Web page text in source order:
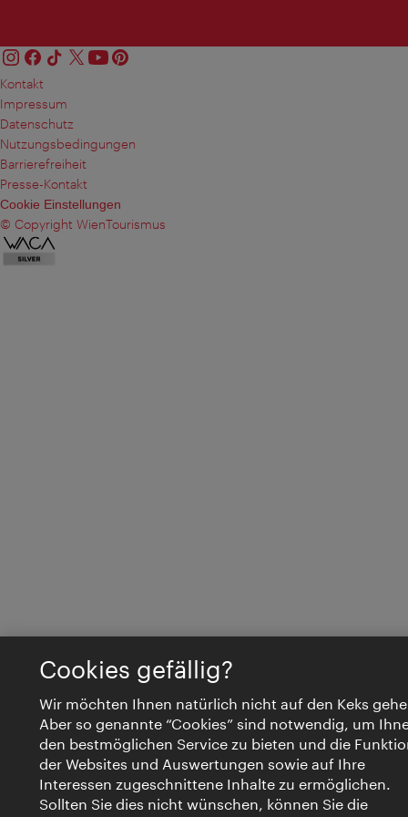
Kontakt
Impressum
Datenschutz
Nutzungsbedingungen
Barrierefreiheit
Presse-Kontakt
Cookie Einstellungen
© Copyright WienTourismus
Cookies gefällig?
Wir möchten Ihnen natürlich nicht auf den Keks
Aber so genannte “Cookies” sind notwendig, um
den bestmöglichen Service zu bieten und die
der Websites und Auswertungen sowie auf Ihre
Interessen zugeschnittene Inhalte zu ermöglichen.
Sollten Sie dies nicht wünschen, können Sie die